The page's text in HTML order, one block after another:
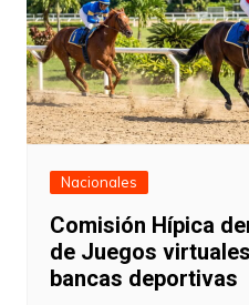
Nacionales
Comisión Hípica
de Juegos
bancas deportivas